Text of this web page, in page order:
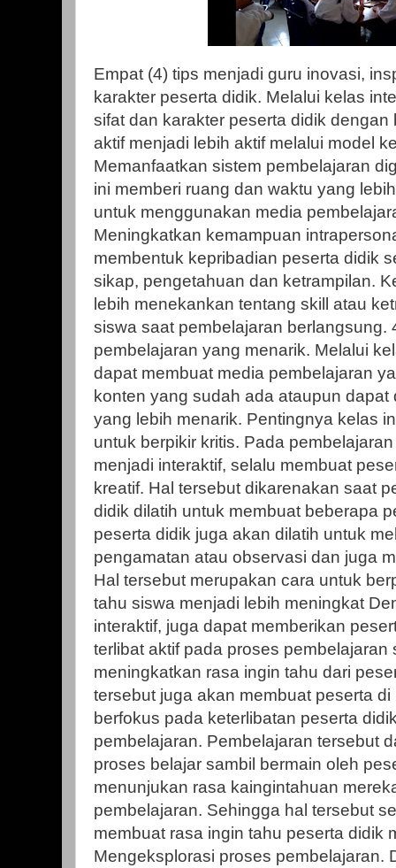
Empat (4) tips menjadi guru inovasi,
karakter peserta didik. Melalui kelas
sifat dan karakter peserta didik
aktif menjadi lebih aktif melalui model
Memanfaatkan sistem pembelajaran
ini memberi ruang dan waktu yang
untuk menggunakan media
Meningkatkan kemampuan
membentuk kepribadian peserta didik
sikap, pengetahuan dan ketrampilan.
lebih menekankan tentang skill atau
siswa saat pembelajaran berlangsung.
pembelajaran yang menarik. Melalui
dapat membuat media pembelajaran
konten yang sudah ada ataupun
yang lebih menarik. Pentingnya kelas
untuk berpikir kritis. Pada
menjadi interaktif, selalu membuat
kreatif. Hal tersebut dikarenakan saat
didik dilatih untuk membuat beberapa
peserta didik juga akan dilatih untuk
pengamatan atau observasi dan juga
Hal tersebut merupakan cara untuk
tahu siswa menjadi lebih meningkat
interaktif, juga dapat memberikan
terlibat aktif pada proses pembelajaran
meningkatkan rasa ingin tahu dari
tersebut juga akan membuat peserta
berfokus pada keterlibatan peserta
pembelajaran. Pembelajaran tersebut
proses belajar sambil bermain oleh
menunjukan rasa kaingintahuan
pembelajaran. Sehingga hal tersebut
membuat rasa ingin tahu peserta didik
Mengeksplorasi proses pembelajaran.